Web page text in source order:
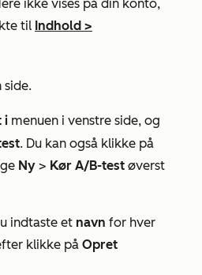
ikke vises på din konto,
til Indhold >
side.
i menuen i venstre side, og
. Du kan også klikke på
Ny > Kør A/B-test øverst
indtaste et navn for hver
klikke på Opret